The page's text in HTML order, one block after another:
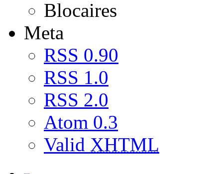
Blocaires
Meta
RSS 0.90
RSS 1.0
RSS 2.0
Atom 0.3
Valid XHTML